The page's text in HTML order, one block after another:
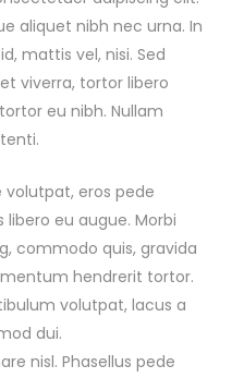
aliquet nibh nec urna. In
mattis vel, nisi. Sed
viverra, tortor libero
eu nibh. Nullam
eros pede
eu augue. Morbi
commodo quis, gravida
hendrerit tortor.
volutpat, lacus a
dui.
nisl. Phasellus pede